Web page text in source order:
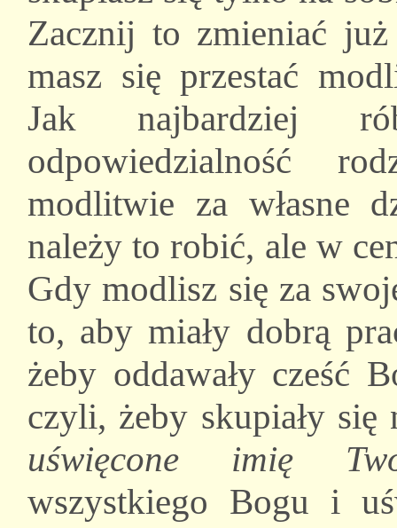
Zacznij to zmieniać
masz się przestać
Jak najbardziej
odpowiedzialność
modlitwie za własne
należy to robić, ale w
Gdy modlisz się za
to, aby miały dobrą
żeby oddawały cześć
czyli, żeby skupiały
uświęcone imię
wszystkiego Bogu i